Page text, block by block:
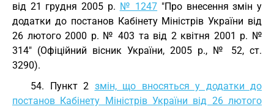
від 21 грудня 2005 р. № 1247 "Про внесення змін у
додатки до постанов Кабінету Міністрів України від
26 лютого 2000 р. № 403 та від 2 квітня 2001 р. №
314" (Офіційний вісник України, 2005 р., № 52, ст.
3290).
54. Пункт 2 змін, що вносяться у додатки до
постанов Кабінету Міністрів України від 26 лютого